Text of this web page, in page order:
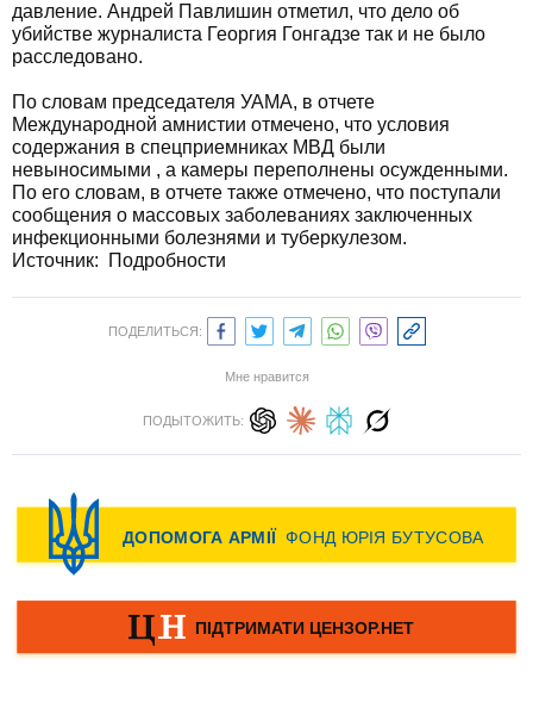
давление. Андрей Павлишин отметил, что дело об
убийстве журналиста Георгия Гонгадзе так и не было
расследовано.
По словам председателя УАМА, в отчете
Международной амнистии отмечено, что условия
содержания в спецприемниках МВД были
невыносимыми , а камеры переполнены осужденными.
По его словам, в отчете также отмечено, что поступали
сообщения о массовых заболеваниях заключенных
инфекционными болезнями и туберкулезом.
Источник:
Подробности
ПОДЕЛИТЬСЯ:
Мне нравится
ПОДЫТОЖИТЬ: